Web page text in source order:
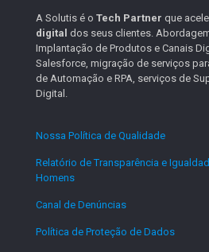
A Solutis é o Tech Partner que
digital dos seus clientes.
Implantação de Produtos e Canais
Salesforce, migração de serviços
de Automação e RPA, serviços de
Digital.
Nossa Política de Qualidade
Relatório de Transparência e
Homens
Canal de Denúncias
Política de Proteção de Dados